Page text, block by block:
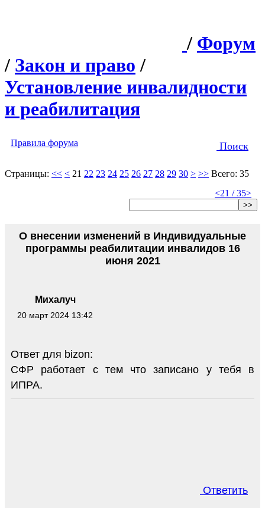
/ Форум
/ Закон и право /
Установление инвалидности
и реабилитация
Правила форума Поиск
Страницы: << < 21 22 23 24 25 26 27 28 29 30 > >> Всего: 35
<21 / 35>
>>
Михалуч
20 март 2024 13:42
О внесении изменений в Индивидуальные
программы реабилитации инвалидов 16
июня 2021
Ответ для bizon:
СФР работает с тем что записано у тебя в
ИПРА.
Ответить